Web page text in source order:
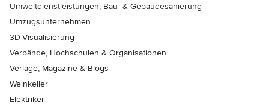
Umweltdienstleistungen, Bau- & Gebäudesanierung
Umzugsunternehmen
3D-Visualisierung
Verbände, Hochschulen & Organisationen
Verlage, Magazine & Blogs
Weinkeller
Elektriker